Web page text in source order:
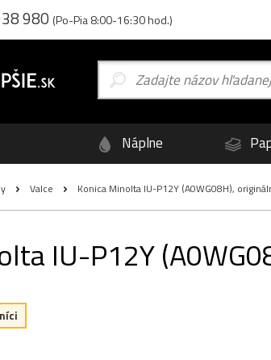
980 (Po-Pia 8:00-16:30 hod.)
Náplne
Valce Konica Minolta IU-P12Y (A0WG08H),
IU-P12Y